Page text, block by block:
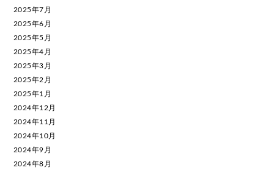
2025年7月
2025年6月
2025年5月
2025年4月
2025年3月
2025年2月
2025年1月
2024年12月
2024年11月
2024年10月
2024年9月
2024年8月